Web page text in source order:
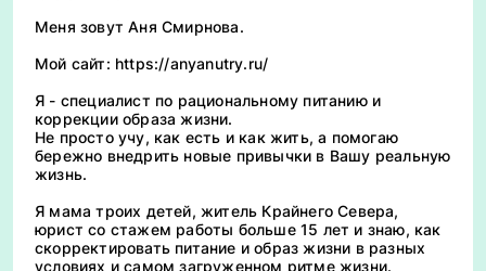
Меня зовут Аня Смирнова.
Мой сайт: https://anyanutry.ru/
Я - специалист по рациональному питанию и
коррекции образа жизни.
Не просто учу, как есть и как жить, а помогаю
бережно внедрить новые привычки в Вашу реальную
жизнь.
Я мама троих детей, житель Крайнего Севера,
юрист со стажем работы больше 15 лет и знаю, как
скорректировать питание и образ жизни в разных
условиях и самом загруженном ритме жизни.